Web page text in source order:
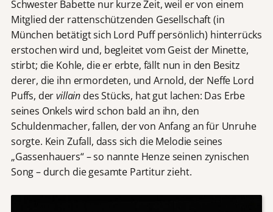
Schwester Babette nur kurze Zeit, weil er von einem
Mitglied der rattenschützenden Gesellschaft (in
München betätigt sich Lord Puff persönlich) hinterrücks
erstochen wird und, begleitet vom Geist der Minette,
stirbt; die Kohle, die er erbte, fällt nun in den Besitz
derer, die ihn ermordeten, und Arnold, der Neffe Lord
Puffs, dervillain des Stücks, hat gut lachen: Das Erbe
seines Onkels wird schon bald an ihn, den
Schuldenmacher, fallen, der von Anfang an für Unruhe
sorgte. Kein Zufall, dass sich die Melodie seines
„Gassenhauers“ – so nannte Henze seinen zynischen
Song – durch die gesamte Partitur zieht.